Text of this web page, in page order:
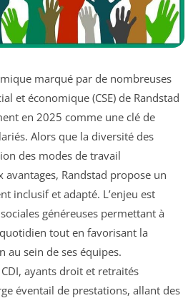
marqué par de nombreuses
et économique (CSE) de Randstad
en 2025 comme une clé de
Alors que la diversité des
des modes de travail
avantages, Randstad propose un
inclusif et adapté. L’enjeu est
généreuses permettant à
tout en favorisant la
au sein de ses équipes.
ayants droit et retraités
éventail de prestations, allant des